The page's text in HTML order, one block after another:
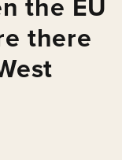
the EU
there